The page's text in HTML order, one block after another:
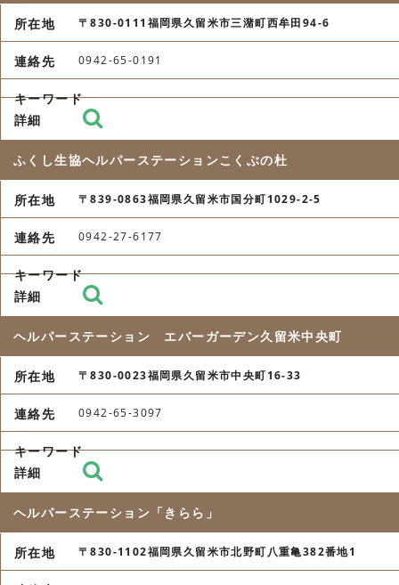
〒830-0111福岡県久留米市三潴町西牟田94-6
0942-65-0191
ふくし生協ヘルパーステーションこくぶの杜
〒839-0863福岡県久留米市国分町1029-2-5
0942-27-6177
ヘルパーステーション エバーガーデン久留米中央町
〒830-0023福岡県久留米市中央町16-33
0942-65-3097
ヘルパーステーション「きらら」
〒830-1102福岡県久留米市北野町八重亀382番地1